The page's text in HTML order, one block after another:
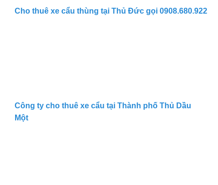
Cho thuê xe cẩu thùng tại Thủ Đức gọi 0908.680.922
Công ty cho thuê xe cẩu tại Thành phố Thủ Dầu
Một